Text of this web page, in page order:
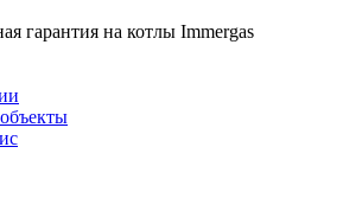
гарантия на котлы Immergas